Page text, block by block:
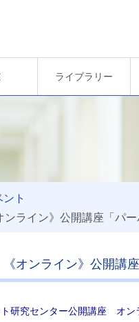
ライブラリー
ト
ライン》公開講座「パー
オンライン》公開講
研究センター公開講座 オン